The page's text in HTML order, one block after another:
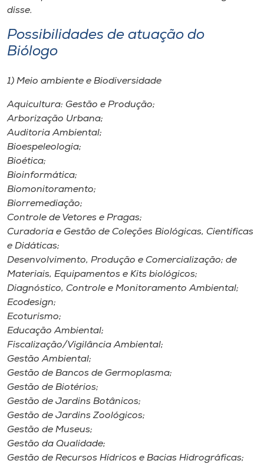
disse.
Possibilidades de atuação do
Biólogo
1) Meio ambiente e Biodiversidade
Aquicultura: Gestão e Produção;
Arborização Urbana;
Auditoria Ambiental;
Bioespeleologia;
Bioética;
Bioinformática;
Biomonitoramento;
Biorremediação;
Controle de Vetores e Pragas;
Curadoria e Gestão de Coleções Biológicas, Científicas
e Didáticas;
Desenvolvimento, Produção e Comercialização; de
Materiais, Equipamentos e Kits biológicos;
Diagnóstico, Controle e Monitoramento Ambiental;
Ecodesign;
Ecoturismo;
Educação Ambiental;
Fiscalização/Vigilância Ambiental;
Gestão Ambiental;
Gestão de Bancos de Germoplasma;
Gestão de Biotérios;
Gestão de Jardins Botânicos;
Gestão de Jardins Zoológicos;
Gestão de Museus;
Gestão da Qualidade;
Gestão de Recursos Hídricos e Bacias Hidrográficas;